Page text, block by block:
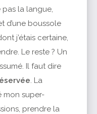
la langue,
d’une boussole
j’étais certaine,
Le reste ? Un
Il faut dire
. La
mon super-
prendre la